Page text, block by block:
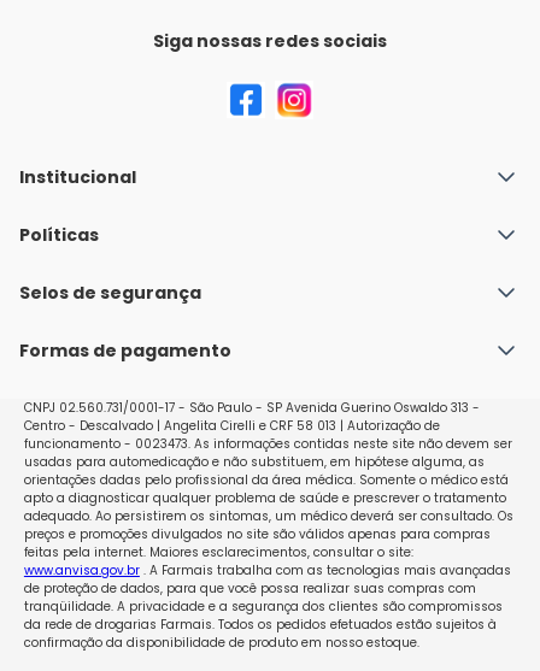
Siga nossas redes sociais
Institucional
Quem Somos
Nossas lojas
Políticas
Política de Envio
Políticas de Trocas e Devoluções
Selos de segurança
Formas de pagamento
CNPJ 02.560.731/0001-17 - São Paulo - SP Avenida Guerino Oswaldo 313 -
Centro - Descalvado | Angelita Cirelli e CRF 58 013 | Autorização de
funcionamento - 0023473. As informações contidas neste site não devem ser
usadas para automedicação e não substituem, em hipótese alguma, as
orientações dadas pelo profissional da área médica. Somente o médico está
apto a diagnosticar qualquer problema de saúde e prescrever o tratamento
adequado. Ao persistirem os sintomas, um médico deverá ser consultado. Os
preços e promoções divulgados no site são válidos apenas para compras
feitas pela internet. Maiores esclarecimentos, consultar o site:
www.anvisa.gov.br. A Farmais trabalha com as tecnologias mais avançadas
de proteção de dados, para que você possa realizar suas compras com
tranqüilidade. A privacidade e a segurança dos clientes são compromissos
da rede de drogarias Farmais. Todos os pedidos efetuados estão sujeitos à
confirmação da disponibilidade de produto em nosso estoque.